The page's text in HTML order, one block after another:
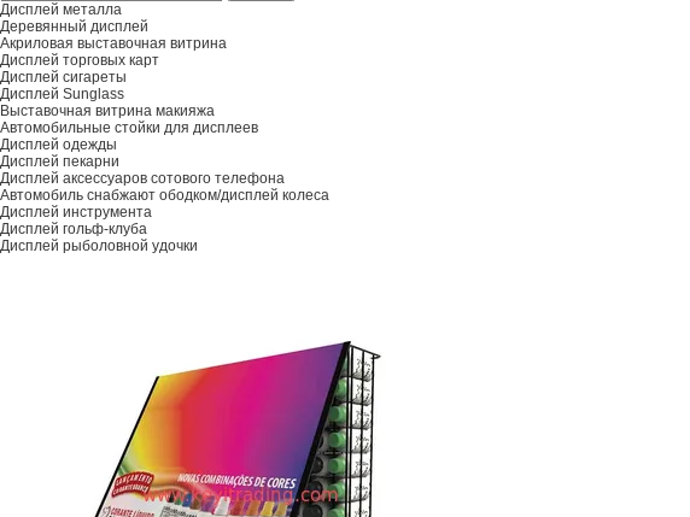
Дисплей металла
Деревянный дисплей
Акриловая выставочная витрина
Дисплей торговых карт
Дисплей сигареты
Дисплей Sunglass
Выставочная витрина макияжа
Автомобильные стойки для дисплеев
Дисплей одежды
Дисплей пекарни
Дисплей аксессуаров сотового телефона
Автомобиль снабжают ободком/дисплей колеса
Дисплей инструмента
Дисплей гольф-клуба
Дисплей рыболовной удочки